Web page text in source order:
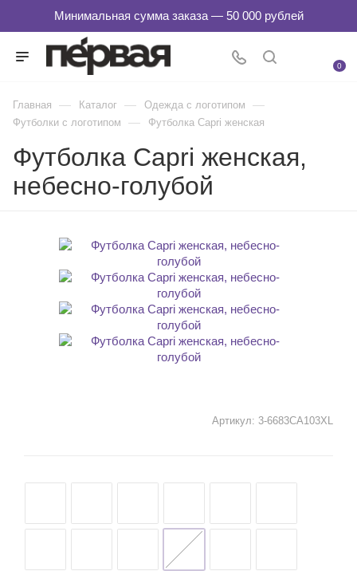
0
Главная — Каталог — Одежда с логотипом —
Футболки с логотипом — Футболка Capri женская
Футболка Capri женская,
небесно-голубой
Артикул: 3-6683CA103XL